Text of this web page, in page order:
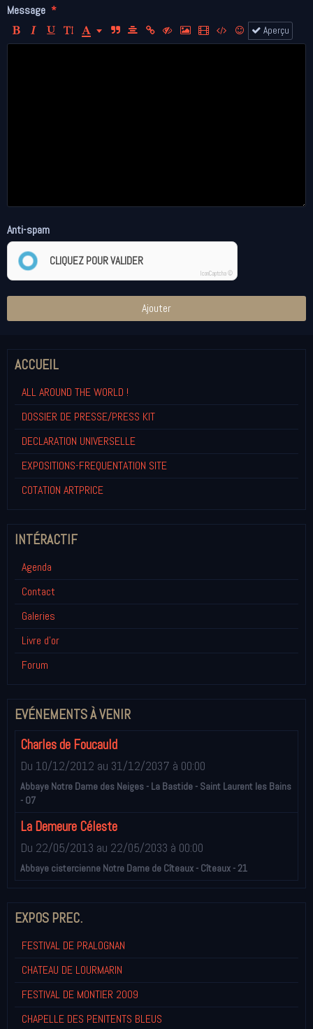
Message
Aperçu
Anti-spam
CLIQUEZ POUR VALIDER
IconCaptcha ©
Ajouter
ACCUEIL
ALL AROUND THE WORLD !
DOSSIER DE PRESSE/PRESS KIT
DECLARATION UNIVERSELLE
EXPOSITIONS-FREQUENTATION SITE
COTATION ARTPRICE
INTÉRACTIF
Agenda
Contact
Galeries
Livre d'or
Forum
EVÉNEMENTS À VENIR
Charles de Foucauld
Du 10/12/2012 au 31/12/2037 à 00:00
Abbaye Notre Dame des Neiges - La Bastide - Saint Laurent les Bains
- 07
La Demeure Céleste
Du 22/05/2013 au 22/05/2033 à 00:00
Abbaye cistercienne Notre Dame de Cîteaux - Cîteaux - 21
EXPOS PREC.
FESTIVAL DE PRALOGNAN
CHATEAU DE LOURMARIN
FESTIVAL DE MONTIER 2009
CHAPELLE DES PENITENTS BLEUS